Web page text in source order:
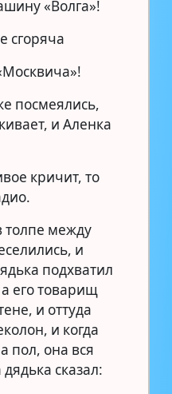
«Волга»!
сгоряча
посмеялись,
и Аленка
кричит, то
толпе между
и
подхватил
его товарищ
и оттуда
и когда
пол, она вся
сказал: